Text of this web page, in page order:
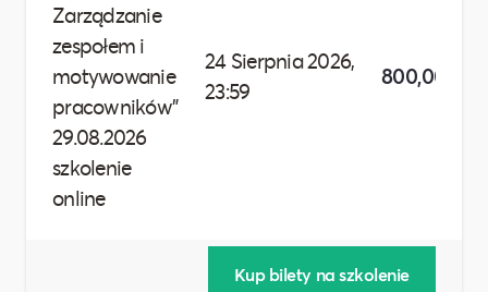
Zarządzanie
zespołem i
motywowanie
pracowników"
29.08.2026
szkolenie
online
24 Sierpnia 2026,
23:59
800,00 zł